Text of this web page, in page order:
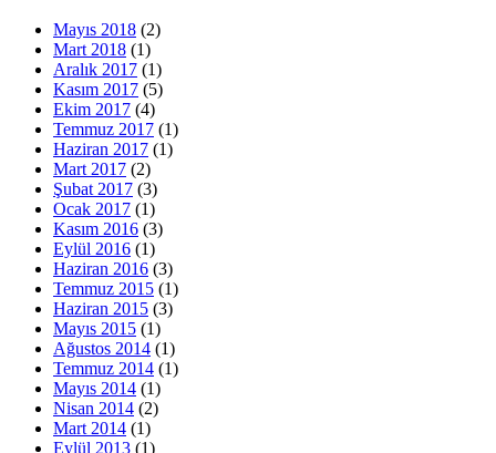
Mayıs 2018 (2)
Mart 2018 (1)
Aralık 2017 (1)
Kasım 2017 (5)
Ekim 2017 (4)
Temmuz 2017 (1)
Haziran 2017 (1)
Mart 2017 (2)
Şubat 2017 (3)
Ocak 2017 (1)
Kasım 2016 (3)
Eylül 2016 (1)
Haziran 2016 (3)
Temmuz 2015 (1)
Haziran 2015 (3)
Mayıs 2015 (1)
Ağustos 2014 (1)
Temmuz 2014 (1)
Mayıs 2014 (1)
Nisan 2014 (2)
Mart 2014 (1)
Eylül 2013 (1)